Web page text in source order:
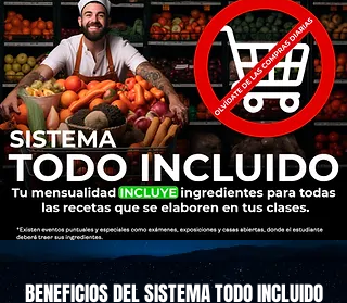
BENEFICIOS DEL SISTEMA TODO INCLUIDO